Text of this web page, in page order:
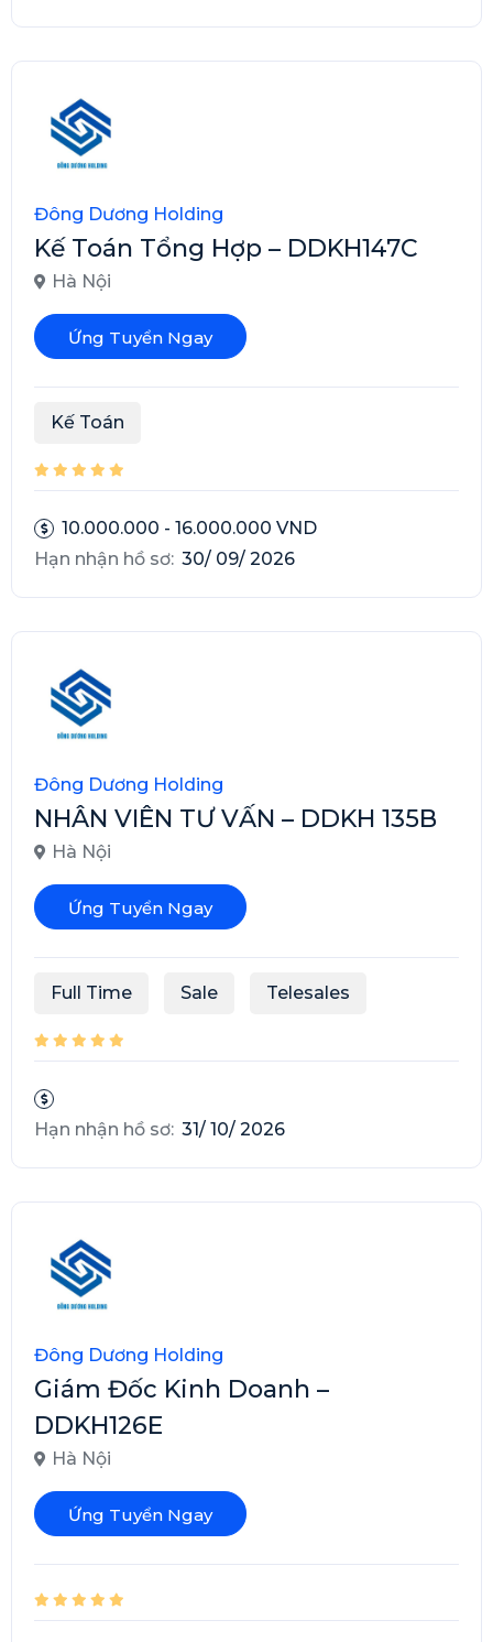
Đông Dương Holding
Kế Toán Tổng Hợp – DDKH147C
Hà Nội
Ứng Tuyển Ngay
Kế Toán
10.000.000 - 16.000.000 VND
Hạn nhận hồ sơ: 30/ 09/ 2026
Đông Dương Holding
NHÂN VIÊN TƯ VẤN – DDKH 135B
Hà Nội
Ứng Tuyển Ngay
Full Time Sale Telesales
Hạn nhận hồ sơ: 31/ 10/ 2026
Đông Dương Holding
Giám Đốc Kinh Doanh –
DDKH126E
Hà Nội
Ứng Tuyển Ngay